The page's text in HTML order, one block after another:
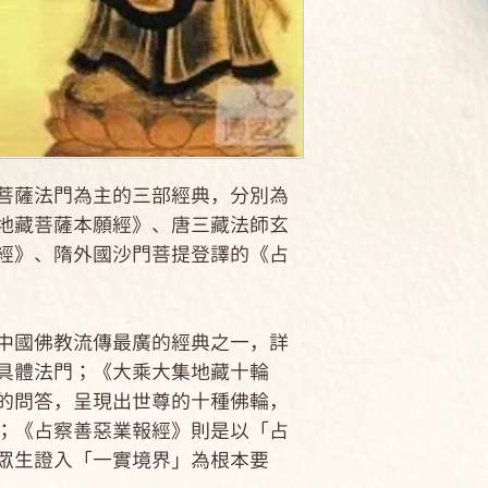
薩法門為主的三部經典，分別為
藏菩薩本願經》、唐三藏法師玄
》、隋外國沙門菩提登譯的《占
佛教流傳最廣的經典之一，詳
體法門；《大乘大集地藏十輪
答，呈現出世尊的十種佛輪，
《占察善惡業報經》則是以「占
生證入「一實境界」為根本要